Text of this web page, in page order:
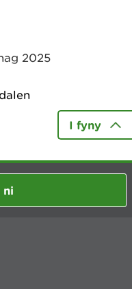
2025
I fyny
ni